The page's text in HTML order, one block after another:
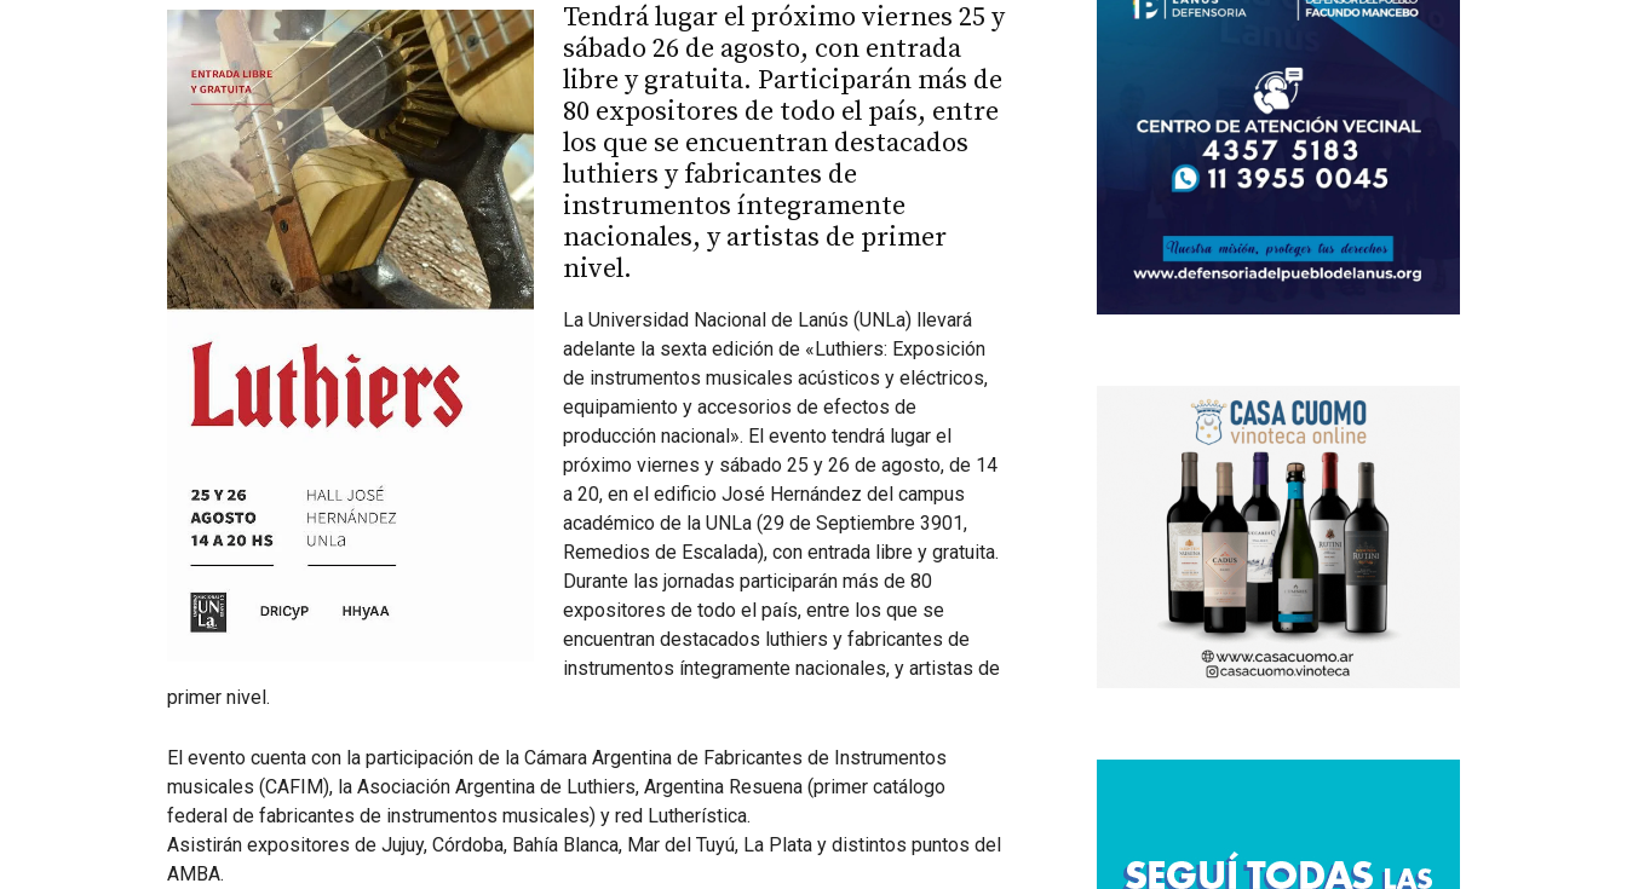
Tendrá lugar el próximo viernes 25 y
sábado 26 de agosto, con entrada
libre y gratuita. Participarán más de
80 expositores de todo el país, entre
los que se encuentran destacados
luthiers y fabricantes de
instrumentos íntegramente
nacionales, y artistas de primer
nivel.
La Universidad Nacional de Lanús (UNLa) llevará
adelante la sexta edición de «Luthiers: Exposición
de instrumentos musicales acústicos y eléctricos,
equipamiento y accesorios de efectos de
producción nacional». El evento tendrá lugar el
próximo viernes y sábado 25 y 26 de agosto, de 14
a 20, en el edificio José Hernández del campus
académico de la UNLa (29 de Septiembre 3901,
Remedios de Escalada), con entrada libre y gratuita.
Durante las jornadas participarán más de 80
expositores de todo el país, entre los que se
encuentran destacados luthiers y fabricantes de
instrumentos íntegramente nacionales, y artistas de
primer nivel.
El evento cuenta con la participación de la Cámara Argentina de Fabricantes de Instrumentos
musicales (CAFIM), la Asociación Argentina de Luthiers, Argentina Resuena (primer catálogo
federal de fabricantes de instrumentos musicales) y red Lutherística.
Asistirán expositores de Jujuy, Córdoba, Bahía Blanca, Mar del Tuyú, La Plata y distintos puntos del
AMBA.